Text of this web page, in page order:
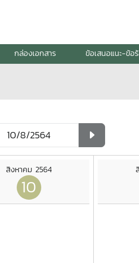
กล่องเอกสาร ข้อเสนอแนะ-ข้อ
สิงหาคม 2564
10